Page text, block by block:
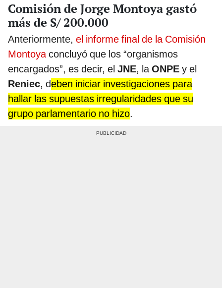
Comisión de Jorge Montoya gastó
más de S/ 200.000
Anteriormente, el informe final de la Comisión
Montoyaconcluyó que los “organismos
encargados”, es decir, el JNE, laONPE y el
Reniec, deben iniciar investigaciones para
hallar las supuestas irregularidades que su
grupo parlamentario no hizo.